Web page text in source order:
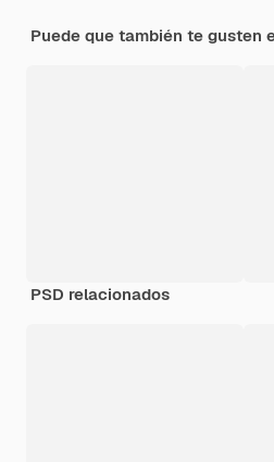
Puede que también te gusten
PSD relacionados